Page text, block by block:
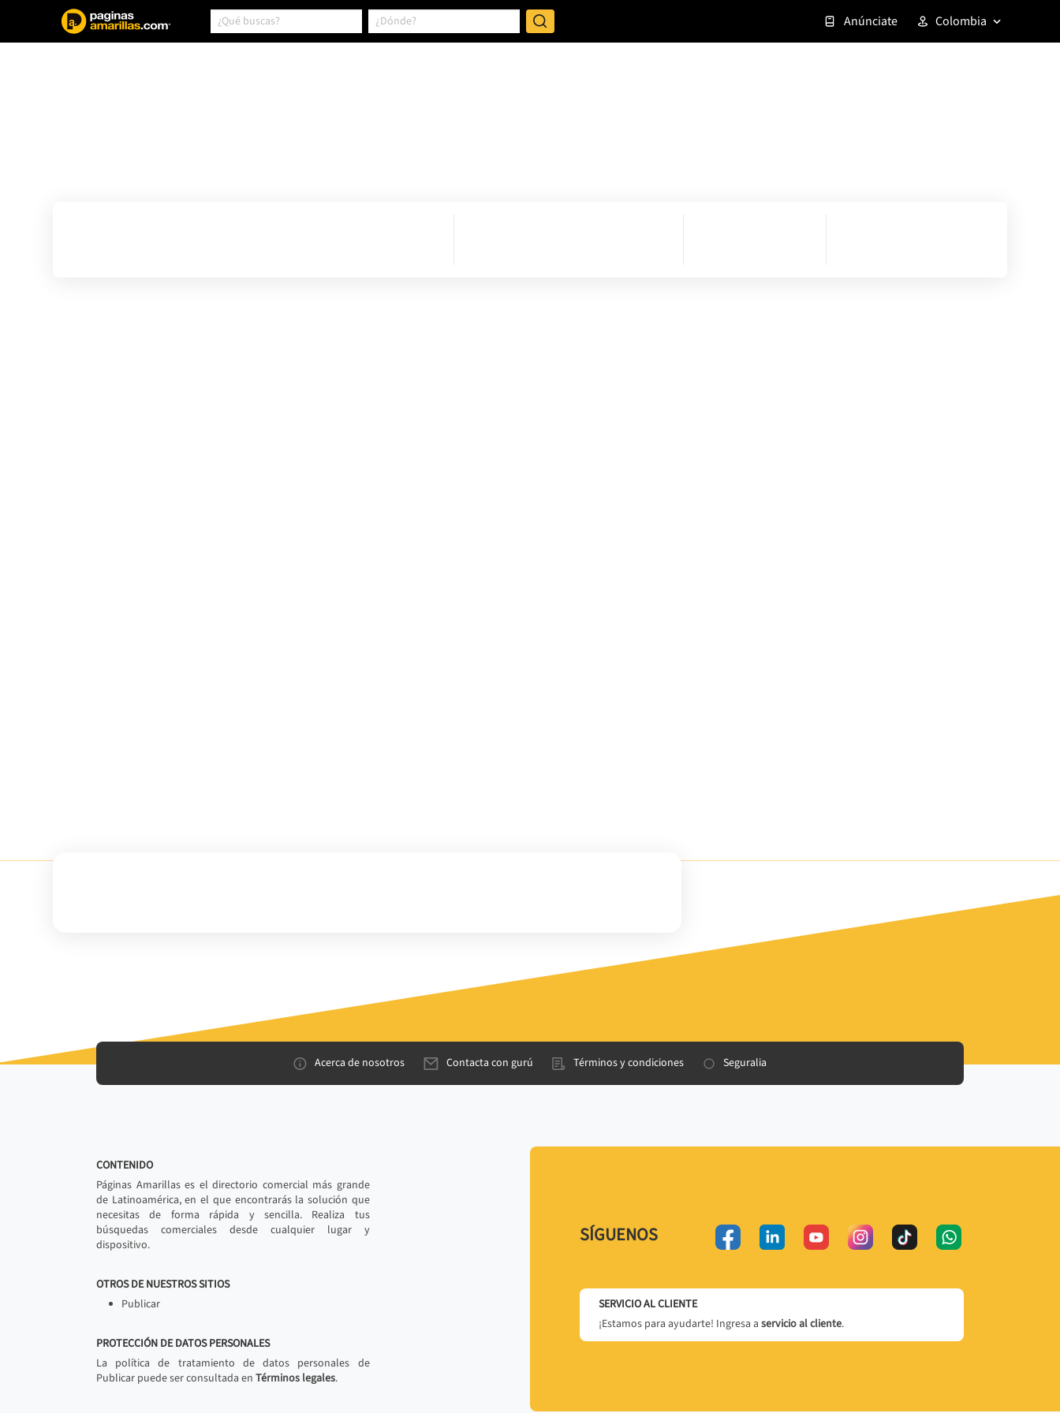
Anúnciate Colombia
Acerca de nosotros Contacta con gurú Términos y condiciones Seguralia
CONTENIDO
Páginas Amarillas es el directorio comercial más grande
de Latinoamérica, en el que encontrarás la solución que
necesitas de forma rápida y sencilla. Realiza tus
búsquedas comerciales desde cualquier lugar y
dispositivo.
OTROS DE NUESTROS SITIOS
Publicar
PROTECCIÓN DE DATOS PERSONALES
La política de tratamiento de datos personales de
Publicar puede ser consultada en Términos legales.
SÍGUENOS
SERVICIO AL CLIENTE
¡Estamos para ayudarte! Ingresa a servicio al cliente.